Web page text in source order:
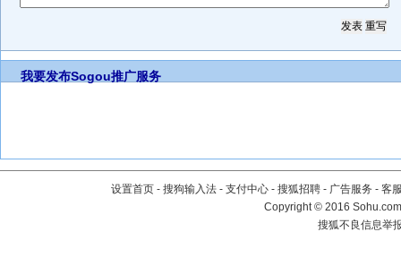
我要发布Sogou推广服务
设置首页 - 搜狗输入法 - 支付中心 - 搜狐招聘 - 广告服务 - 客
Copyright©2016
搜狐不良信息举